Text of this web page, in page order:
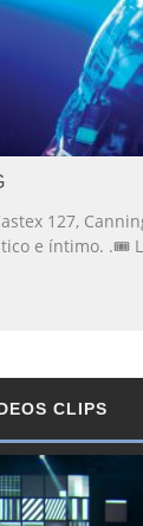
127,
e íntimo. .🎟️
CLIPS